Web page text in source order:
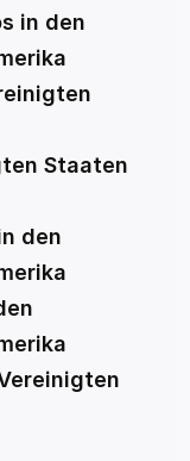
in den
Staaten
den